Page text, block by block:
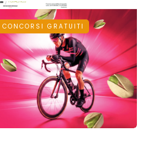
CONCORSI GRATUITI